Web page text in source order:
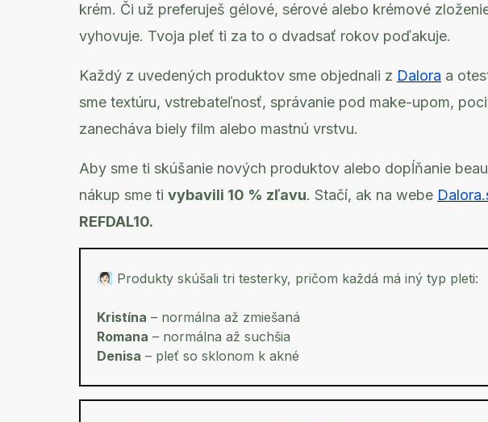
krém. Či už preferuješ gélové, sérové alebo krémové
vyhovuje. Tvoja pleť ti za to o dvadsať rokov poďakuje.
Každý z uvedených produktov sme objednali z Dalora a
sme textúru, vstrebateľnosť, správanie pod make-upom,
zanecháva biely film alebo mastnú vrstvu.
Aby sme ti skúšanie nových produktov alebo dopĺňanie
nákup sme ti vybavili 10 % zľavu. Stačí, ak na webe
REFDAL10.
🧖🏻‍♀️ Produkty skúšali tri testerky, pričom každá má iný typ pleti:
Kristína – normálna až zmiešaná
Romana – normálna až suchšia
Denisa – pleť so sklonom k akné